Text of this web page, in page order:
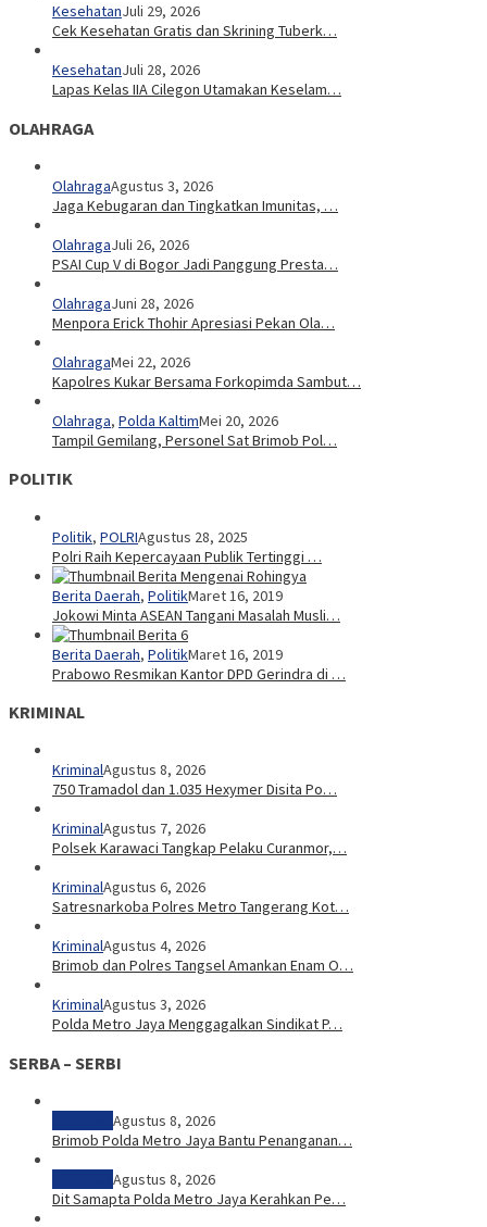
KesehatanJuli 29, 2026
Cek Kesehatan Gratis dan Skrining Tuberk…
KesehatanJuli 28, 2026
Lapas Kelas IIA Cilegon Utamakan Keselam…
OLAHRAGA
OlahragaAgustus 3, 2026
Jaga Kebugaran dan Tingkatkan Imunitas, …
OlahragaJuli 26, 2026
PSAI Cup V di Bogor Jadi Panggung Presta…
OlahragaJuni 28, 2026
Menpora Erick Thohir Apresiasi Pekan Ola…
OlahragaMei 22, 2026
Kapolres Kukar Bersama Forkopimda Sambut…
Olahraga, Polda KaltimMei 20, 2026
Tampil Gemilang, Personel Sat Brimob Pol…
POLITIK
Politik, POLRIAgustus 28, 2025
Polri Raih Kepercayaan Publik Tertinggi …
Berita Daerah, PolitikMaret 16, 2019
Jokowi Minta ASEAN Tangani Masalah Musli…
Berita Daerah, PolitikMaret 16, 2019
Prabowo Resmikan Kantor DPD Gerindra di …
KRIMINAL
KriminalAgustus 8, 2026
750 Tramadol dan 1.035 Hexymer Disita Po…
KriminalAgustus 7, 2026
Polsek Karawaci Tangkap Pelaku Curanmor,…
KriminalAgustus 6, 2026
Satresnarkoba Polres Metro Tangerang Kot…
KriminalAgustus 4, 2026
Brimob dan Polres Tangsel Amankan Enam O…
KriminalAgustus 3, 2026
Polda Metro Jaya Menggagalkan Sindikat P…
SERBA – SERBI
Agustus 8, 2026
Brimob Polda Metro Jaya Bantu Penanganan…
Agustus 8, 2026
Dit Samapta Polda Metro Jaya Kerahkan Pe…